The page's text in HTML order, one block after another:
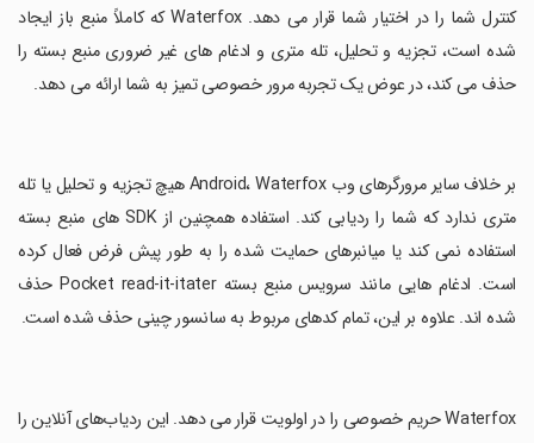
کنترل شما را در اختیار شما قرار می دهد. Waterfox که کاملاً منبع باز ایجاد
شده است، تجزیه و تحلیل، تله متری و ادغام های غیر ضروری منبع بسته را
حذف می کند، در عوض یک تجربه مرور خصوصی تمیز به شما ارائه می دهد.
‏بر خلاف سایر مرورگرهای وب Android، Waterfox هیچ تجزیه و تحلیل یا تله
متری ندارد که شما را ردیابی کند. استفاده همچنین از SDK های منبع بسته
استفاده نمی کند یا میانبرهای حمایت شده را به طور پیش فرض فعال کرده
است. ادغام هایی مانند سرویس منبع بسته Pocket read-it-itater حذف
شده اند. علاوه بر این، تمام کدهای مربوط به سانسور چینی حذف شده است.
‏Waterfox حریم خصوصی را در اولویت قرار می دهد. این ردیاب‌های آنلاین را